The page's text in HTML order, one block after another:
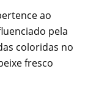
ao
pela
coloridas no
fresco